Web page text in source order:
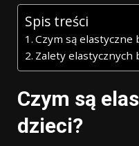
Spis treści
Czym są elastyczne
Zalety elastycznych
Czym są
dzieci?